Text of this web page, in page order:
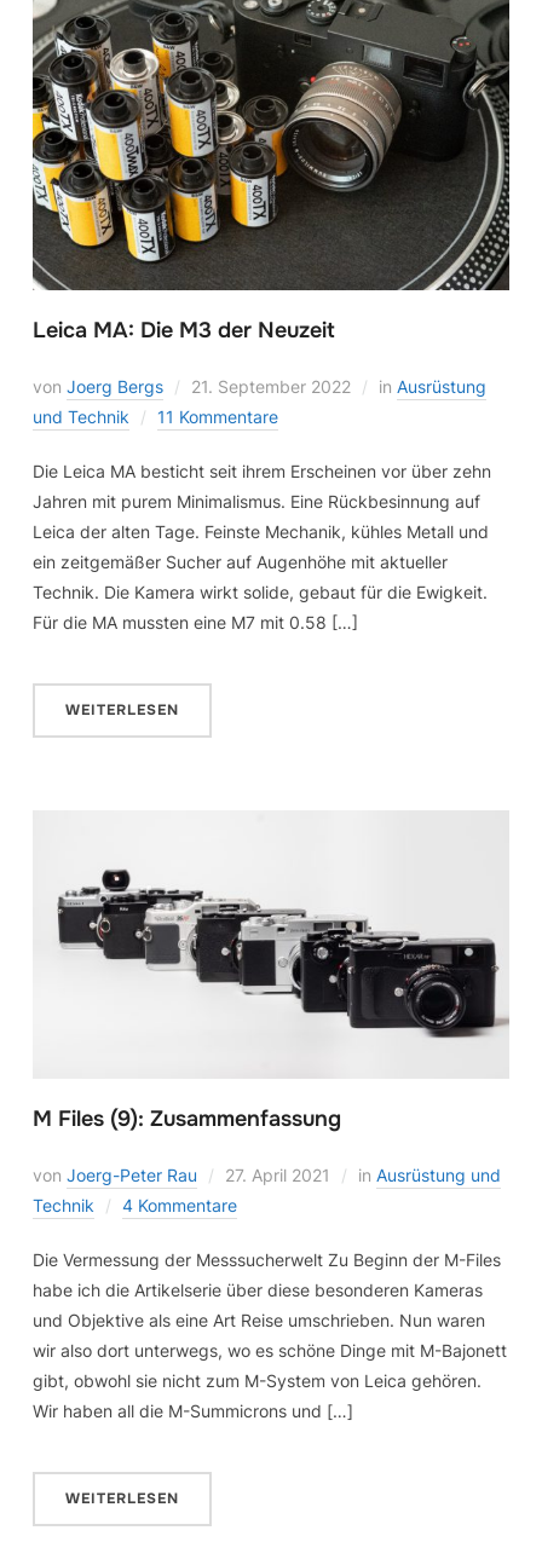
Leica MA: Die M3 der Neuzeit
von Joerg Bergs 21. September 2022 in Ausrüstung
und Technik
11 Kommentare
Die Leica MA besticht seit ihrem Erscheinen vor über zehn
Jahren mit purem Minimalismus. Eine Rückbesinnung auf
Leica der alten Tage. Feinste Mechanik, kühles Metall und
ein zeitgemäßer Sucher auf Augenhöhe mit aktueller
Technik. Die Kamera wirkt solide, gebaut für die Ewigkeit.
Für die MA mussten eine M7 mit 0.58 […]
WEITERLESEN
M Files (9): Zusammenfassung
von Joerg-Peter Rau 27. April 2021 in Ausrüstung und
Technik
4 Kommentare
Die Vermessung der Messsucherwelt Zu Beginn der M-Files
habe ich die Artikelserie über diese besonderen Kameras
und Objektive als eine Art Reise umschrieben. Nun waren
wir also dort unterwegs, wo es schöne Dinge mit M-Bajonett
gibt, obwohl sie nicht zum M-System von Leica gehören.
Wir haben all die M-Summicrons und […]
WEITERLESEN